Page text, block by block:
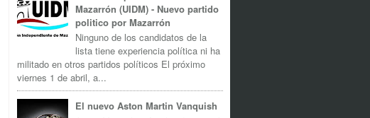
Mazarrón (UIDM) - Nuevo partido
politico por Mazarrón
Ninguno de los candidatos de la
lista tiene experiencia política ni ha
militado en otros partidos políticos El próximo
viernes 1 de abril, a...
El nuevo Aston Martin Vanquish